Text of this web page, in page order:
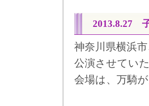
2013.8.27
神奈川県横浜
公演させてい
会場は、万騎